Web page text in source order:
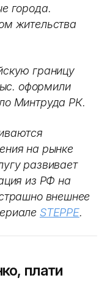
города.
жительства
границу
оформили
Минтруда РК.
на рынке
развивает
из РФ на
внешнее
STEPPE.
плати